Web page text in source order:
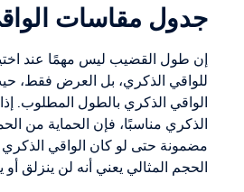
جدول مقاسات
إن طول القضيب ليس مهمًا عند
للواقي الذكري، بل العرض فقط،
الواقي الذكري بالطول المطلوب.
الذكري مناسبًا، فإن الحماية من
مضمونة حتى لو كان الواقي
الحجم المثالي يعني أنه لن ينزلق